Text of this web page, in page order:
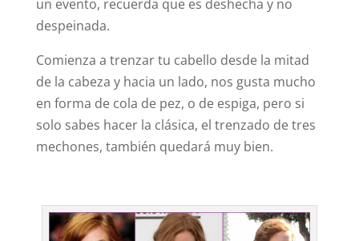
un evento, recuerda que es deshecha y no
despeinada.
Comienza a trenzar tu cabello desde la mitad
de la cabeza y hacia un lado, nos gusta mucho
en forma de cola de pez, o de espiga, pero si
solo sabes hacer la clásica, el trenzado de tres
mechones, también quedará muy bien.